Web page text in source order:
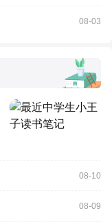
08-03
08-10
08-09